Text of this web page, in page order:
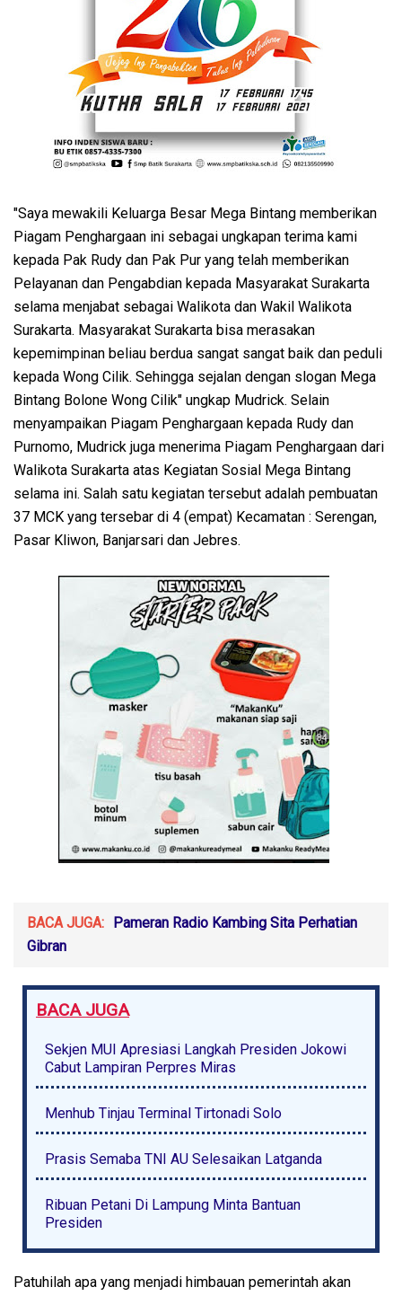
"Saya mewakili Keluarga Besar Mega Bintang memberikan
Piagam Penghargaan ini sebagai ungkapan terima kami
kepada Pak Rudy dan Pak Pur yang telah memberikan
Pelayanan dan Pengabdian kepada Masyarakat Surakarta
selama menjabat sebagai Walikota dan Wakil Walikota
Surakarta. Masyarakat Surakarta bisa merasakan
kepemimpinan beliau berdua sangat sangat baik dan peduli
kepada Wong Cilik. Sehingga sejalan dengan slogan Mega
Bintang Bolone Wong Cilik" ungkap Mudrick. Selain
menyampaikan Piagam Penghargaan kepada Rudy dan
Purnomo, Mudrick juga menerima Piagam Penghargaan dari
Walikota Surakarta atas Kegiatan Sosial Mega Bintang
selama ini. Salah satu kegiatan tersebut adalah pembuatan
37 MCK yang tersebar di 4 (empat) Kecamatan : Serengan,
Pasar Kliwon, Banjarsari dan Jebres.
BACA JUGA:
Pameran Radio Kambing Sita Perhatian
Gibran
BACA JUGA
Sekjen MUI Apresiasi Langkah Presiden Jokowi
Cabut Lampiran Perpres Miras
Menhub Tinjau Terminal Tirtonadi Solo
Prasis Semaba TNI AU Selesaikan Latganda
Ribuan Petani Di Lampung Minta Bantuan
Presiden
Patuhilah apa yang menjadi himbauan pemerintah akan